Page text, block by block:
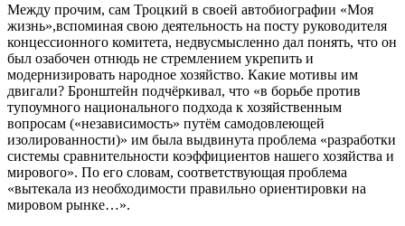
Между прочим, сам Троцкий в своей автобиографии «Моя
жизнь»,вспоминая свою деятельность на посту руководителя
концессионного комитета, недвусмысленно дал понять, что он
был озабочен отнюдь не стремлением укрепить и
модернизировать народное хозяйство. Какие мотивы им
двигали? Бронштейн подчёркивал, что «в борьбе против
тупоумного национального подхода к хозяйственным
вопросам («независимость» путём самодовлеющей
изолированности)» им была выдвинута проблема «разработки
системы сравнительности коэффициентов нашего хозяйства и
мирового». По его словам, соответствующая проблема
«вытекала из необходимости правильно ориентировки на
мировом рынке…».